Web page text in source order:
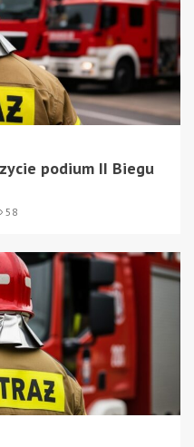
podium II Biegu
58